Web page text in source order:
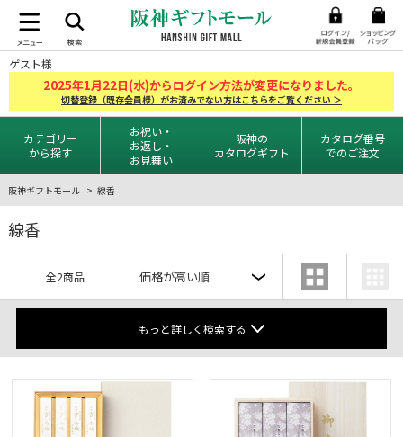
ゲスト様
2025年1月22日(水)からログイン方法が変更になりました。
切替登録（既存会員様）がお済みでない方はこちらをご覧ください ＞
カテゴリー
から探す
お祝い・
お返し・
お見舞い
阪神の
カタログギフト
カタログ番号
でのご注文
阪神ギフトモール 線香
線香
全2商品
もっと詳しく検索する